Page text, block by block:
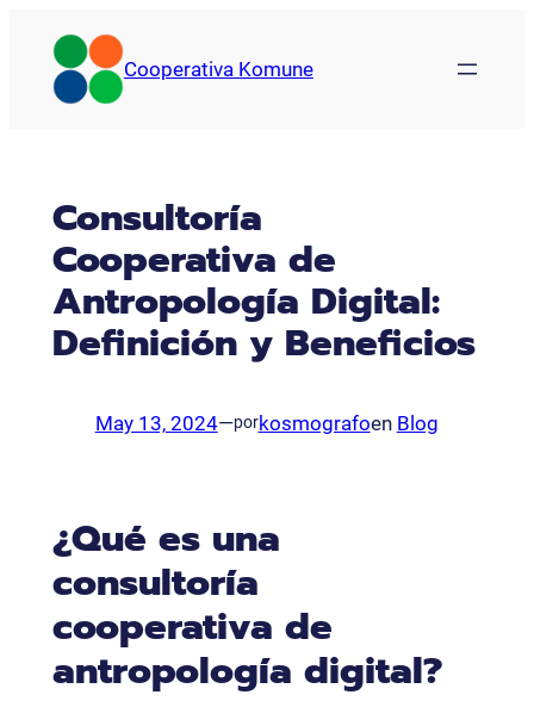
contenido
Cooperativa Komune
Consultoría
Cooperativa de
Antropología Digital:
Definición y Beneficios
May 13, 2024—porkosmografoen Blog
¿Qué es una
consultoría
cooperativa de
antropología digital?